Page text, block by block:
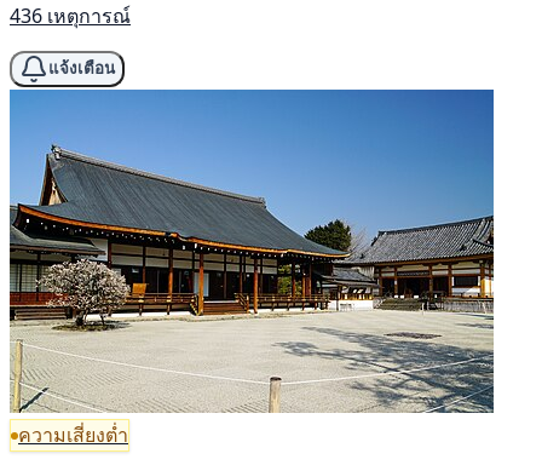
436 เหตุการณ์
แจ้งเตือน
ความเสี่ยงต่ำ